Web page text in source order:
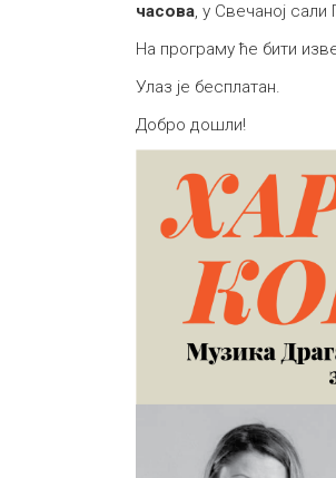
часова, у Свечаној сали
На програму ће бити
Улаз је бесплатан.
Добро дошли!